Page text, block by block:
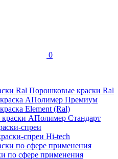
0
Порошковые краски Ral
АПолимер Премиум
Element (Ral)
АПолимер Стандарт
спреи
спреи Hi-tech
по сфере применения